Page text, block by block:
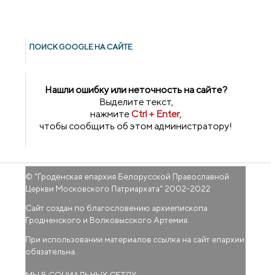
ПОИСК GOОGLE НА САЙТЕ
Нашли ошибку или неточность на сайте?
Выделите текст,
нажмитеCtrl + Enter,
чтобы сообщить об этом администратору!
© "Гроденская епархия Белорусской Православной
Церкви Московского Патриархата" 2002-2022
Сайт создан по благословению архиепископа
Гродненского и Волковысского Артемия.
При использовании материалов ссылка на сайт епархии
обязательна.